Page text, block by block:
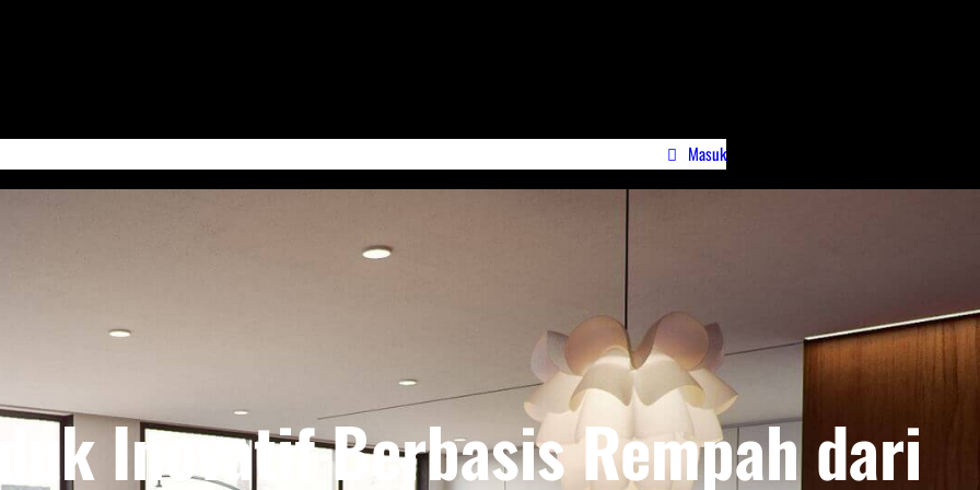
Masuk
Inovatif Berbasis Rempah dari